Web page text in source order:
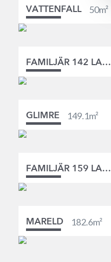
VATTENFALL 50m²
FAMILJÄR 142 LADHUS
GLIMRE 149.1m²
FAMILJÄR 159 LADHUS
MARELD 182.6m²